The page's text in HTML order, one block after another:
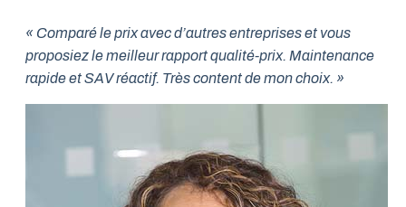
« Comparé le prix avec d’autres entreprises et vous
proposiez le meilleur rapport qualité-prix. Maintenance
rapide et SAV réactif. Très content de mon choix. »